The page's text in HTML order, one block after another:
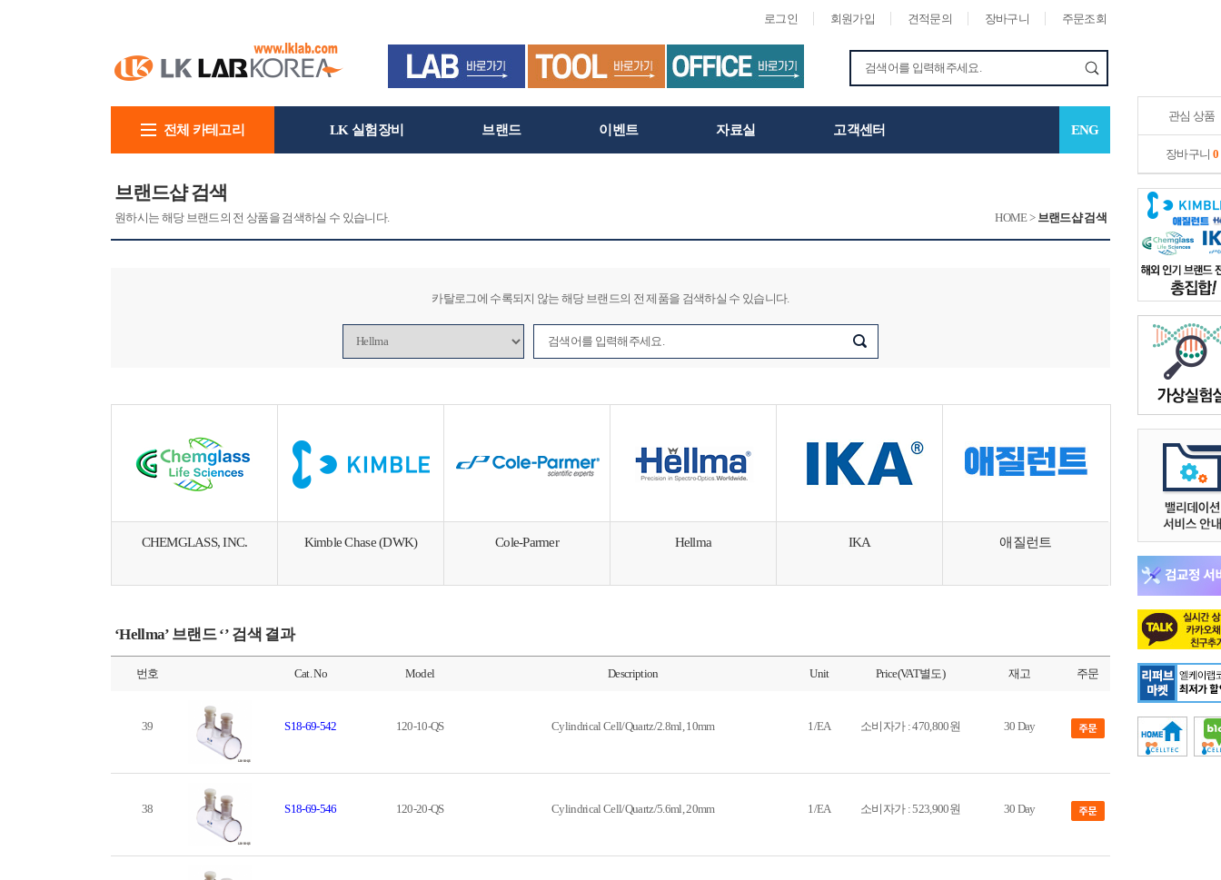
로그인 회원가입 견적문의 장바구니 주문조회
관심 상품
장바구니 0
전체 카테고리 LK 실험장비 브랜드 이벤트 자료실 고객센터 ENG
브랜드샵 검색
원하시는 해당 브랜드의 전 상품을 검색하실 수 있습니다. HOME> 브랜드샵 검색
카탈로그에 수록되지 않는 해당 브랜드의 전 제품을 검색하실 수 있습니다.
CHEMGLASS, INC. Kimble Chase (DWK) Cole-Parmer Hellma IKA 애질런트
‘Hellma’ 브랜드 ‘’ 검색 결과
번호 Cat. No Model Description Unit Price(VAT별도) 재고 주문
39 S18-69-542 120-10-QS Cylindrical Cell/Quartz/2.8ml, 10mm 1/EA 소비자가 : 470,800원 30 Day
38 S18-69-546 120-20-QS Cylindrical Cell/Quartz/5.6ml, 20mm 1/EA 소비자가 : 523,900원 30 Day